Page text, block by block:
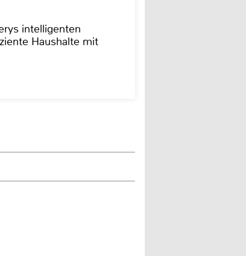
intelligenten
Haushalte mit